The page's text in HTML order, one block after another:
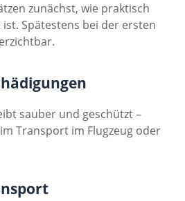
zunächst, wie praktisch
Spätestens bei der ersten
sauber und geschützt –
Transport im Flugzeug oder